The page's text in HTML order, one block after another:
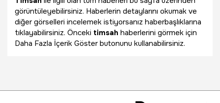
görüntüleyebilirsiniz. Haberlerin detaylarını okumak ve
diğer görselleri incelemek istiyorsanız haberbaşlıklarına
tıklayabilirsiniz. Önceki timsah haberlerini görmek için
Daha Fazla İçerik Göster butonunu kullanabilirsiniz.